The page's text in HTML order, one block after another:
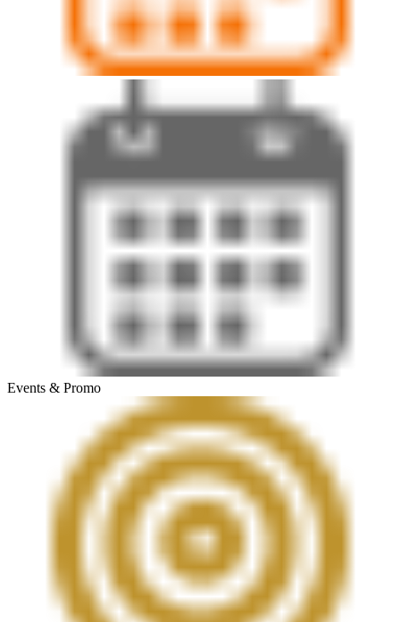
Events & Promo